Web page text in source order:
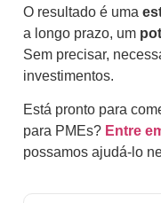
O resultado é uma
a longo prazo, um
Sem precisar,
investimentos.
Está pronto para
para PMEs? Entre
possamos ajudá-lo